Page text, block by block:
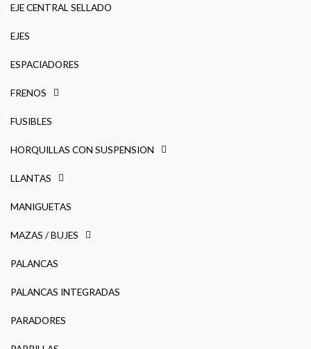
EJE CENTRAL SELLADO
EJES
ESPACIADORES
FRENOS
FUSIBLES
HORQUILLAS CON SUSPENSION
LLANTAS
MANIGUETAS
MAZAS / BUJES
PALANCAS
PALANCAS INTEGRADAS
PARADORES